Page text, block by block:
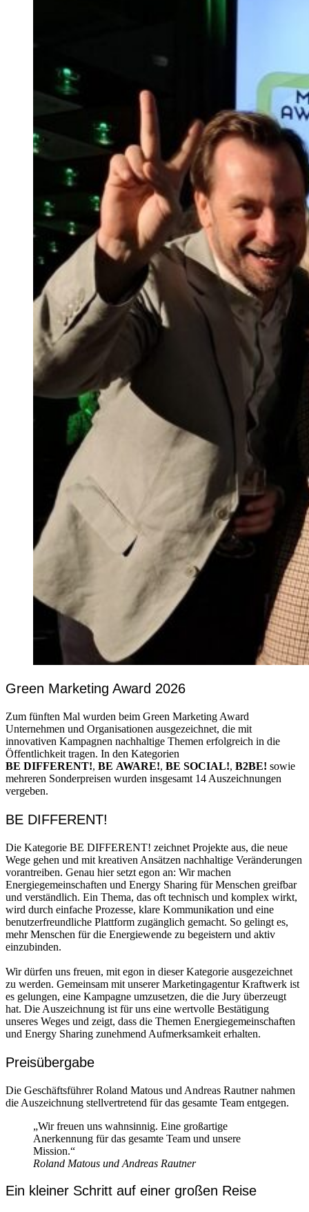
Green Marketing Award 2026
Zum fünften Mal wurden beim Green Marketing Award
Unternehmen und Organisationen ausgezeichnet, die mit
innovativen Kampagnen nachhaltige Themen erfolgreich in die
Öffentlichkeit tragen. In den Kategorien
BE DIFFERENT!, BE AWARE!, BE SOCIAL!, B2BE! sowie
mehreren Sonderpreisen wurden insgesamt 14 Auszeichnungen
vergeben.
BE DIFFERENT!
Die Kategorie BE DIFFERENT! zeichnet Projekte aus, die neue
Wege gehen und mit kreativen Ansätzen nachhaltige Veränderungen
vorantreiben. Genau hier setzt egon an: Wir machen
Energiegemeinschaften und Energy Sharing für Menschen greifbar
und verständlich. Ein Thema, das oft technisch und komplex wirkt,
wird durch einfache Prozesse, klare Kommunikation und eine
benutzerfreundliche Plattform zugänglich gemacht. So gelingt es,
mehr Menschen für die Energiewende zu begeistern und aktiv
einzubinden.
Wir dürfen uns freuen, mit egon in dieser Kategorie ausgezeichnet
zu werden. Gemeinsam mit unserer Marketingagentur Kraftwerk ist
es gelungen, eine Kampagne umzusetzen, die die Jury überzeugt
hat. Die Auszeichnung ist für uns eine wertvolle Bestätigung
unseres Weges und zeigt, dass die Themen Energiegemeinschaften
und Energy Sharing zunehmend Aufmerksamkeit erhalten.
Preisübergabe
Die Geschäftsführer Roland Matous und Andreas Rautner nahmen
die Auszeichnung stellvertretend für das gesamte Team entgegen.
„Wir freuen uns wahnsinnig. Eine großartige
Anerkennung für das gesamte Team und unsere
Mission.“
Roland Matous und Andreas Rautner
Ein kleiner Schritt auf einer großen Reise